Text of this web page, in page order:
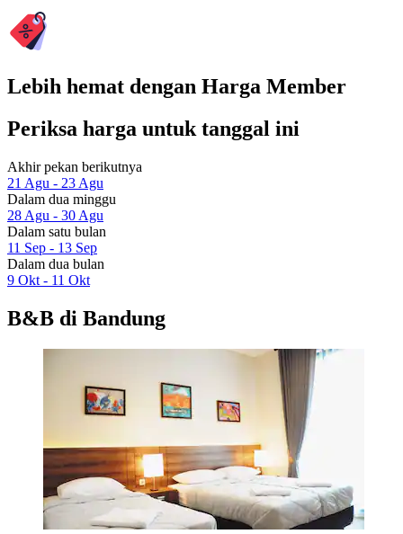
Lebih hemat dengan Harga Member
Periksa harga untuk tanggal ini
Akhir pekan berikutnya
21 Agu - 23 Agu
Dalam dua minggu
28 Agu - 30 Agu
Dalam satu bulan
11 Sep - 13 Sep
Dalam dua bulan
9 Okt - 11 Okt
B&B di Bandung